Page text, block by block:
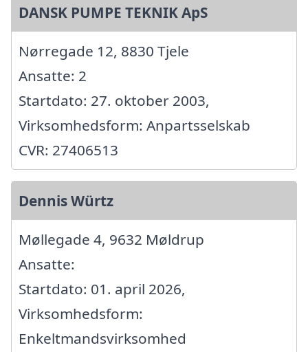
DANSK PUMPE TEKNIK ApS
Nørregade 12, 8830 Tjele
Ansatte: 2
Startdato: 27. oktober 2003,
Virksomhedsform: Anpartsselskab
CVR: 27406513
Dennis Würtz
Møllegade 4, 9632 Møldrup
Ansatte:
Startdato: 01. april 2026,
Virksomhedsform:
Enkeltmandsvirksomhed